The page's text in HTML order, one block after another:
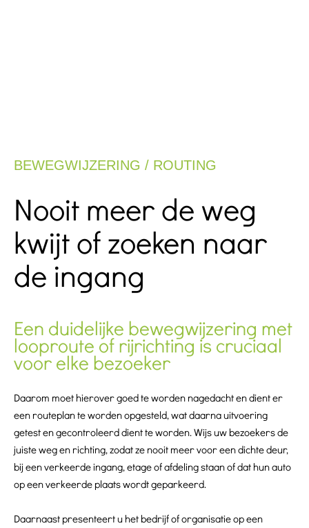
BEWEGWIJZERING / ROUTING
Nooit meer de weg
kwijt of zoeken naar
de ingang
Een duidelijke bewegwijzering met
looproute of rijrichting is cruciaal
voor elke bezoeker
Daarom moet hierover goed te worden nagedacht en dient er
een routeplan te worden opgesteld, wat daarna uitvoering
getest en gecontroleerd dient te worden. Wijs uw bezoekers de
juiste weg en richting, zodat ze nooit meer voor een dichte deur,
bij een verkeerde ingang, etage of afdeling staan of dat hun auto
op een verkeerde plaats wordt geparkeerd.
Daarnaast presenteert u het bedrijf of organisatie op een